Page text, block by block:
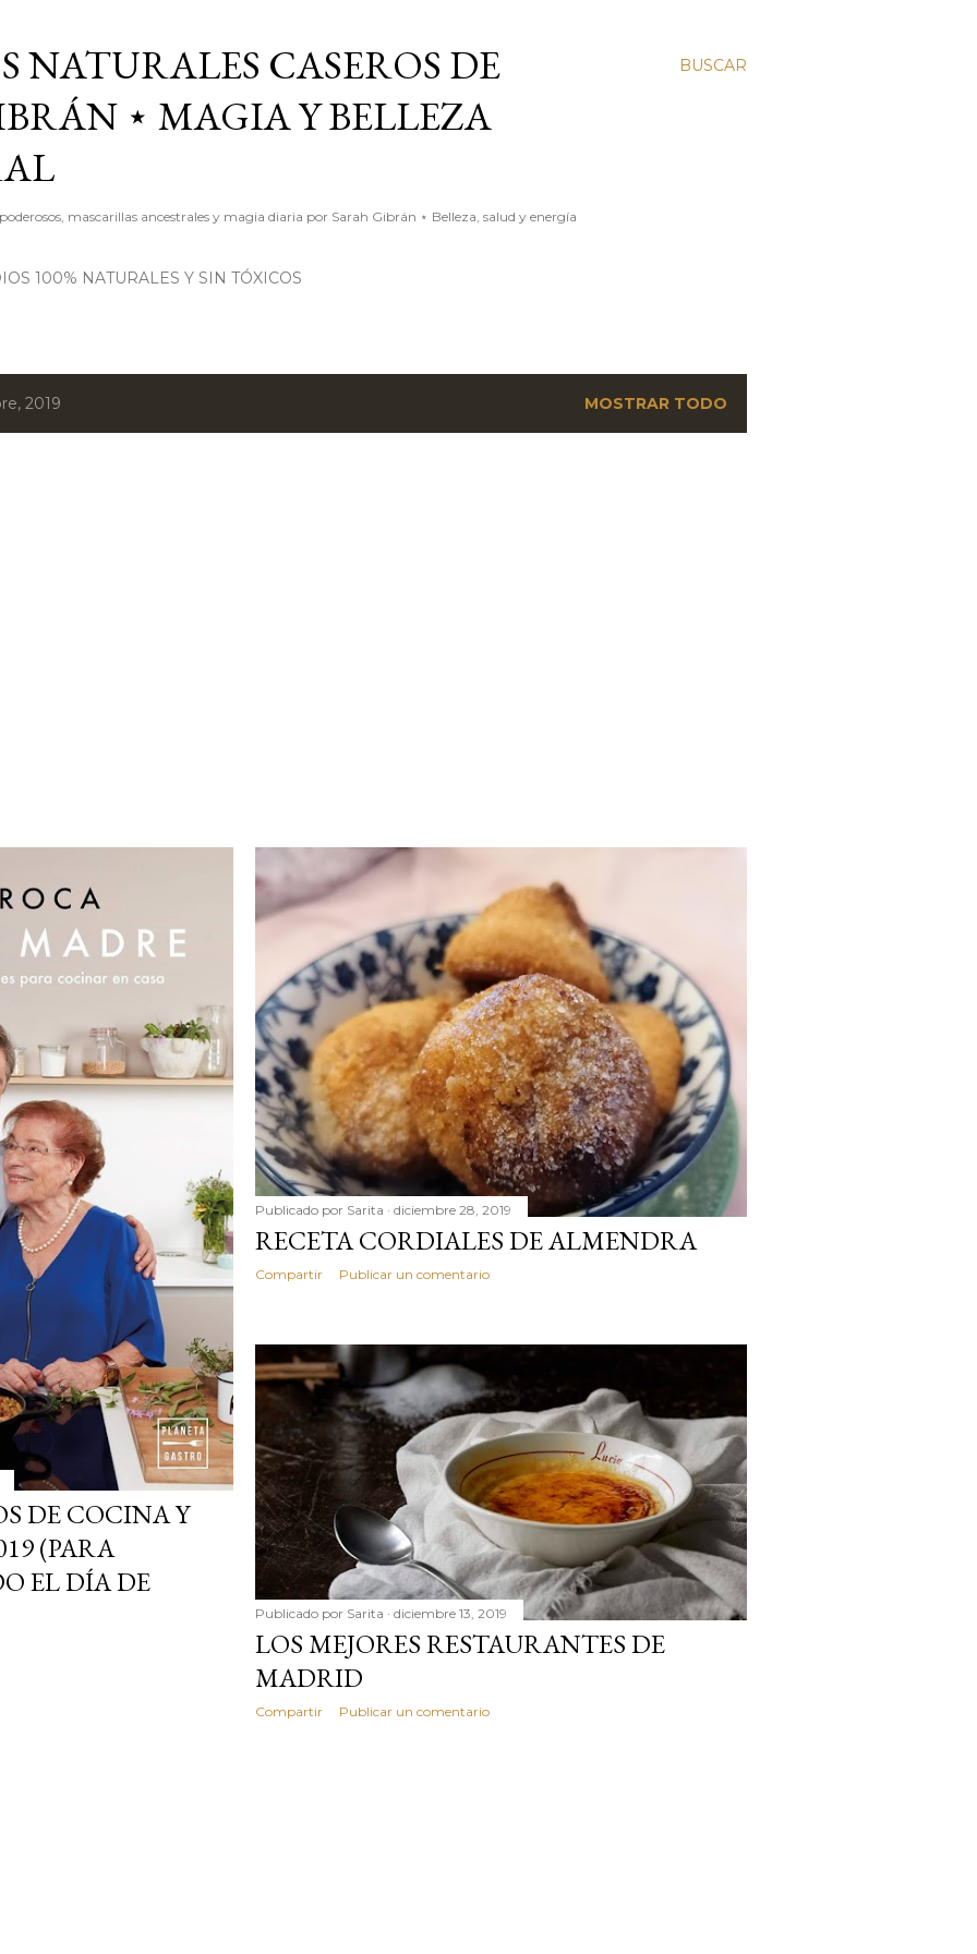
BUSCAR
NATURALES CASEROS DE
⋆ MAGIA Y BELLEZA
mascarillas ancestrales y magia diaria por Sarah Gibrán ⋆ Belleza, salud y energía
100% NATURALES Y SIN TÓXICOS
2019 MOSTRAR TODO
DE COCINA Y
(PARA
EL DÍA DE
Publicado por Sarita diciembre 28, 2019
RECETA CORDIALES DE ALMENDRA
Compartir Publicar un comentario
Publicado por Sarita diciembre 13, 2019
LOS MEJORES RESTAURANTES DE
MADRID
Compartir Publicar un comentario